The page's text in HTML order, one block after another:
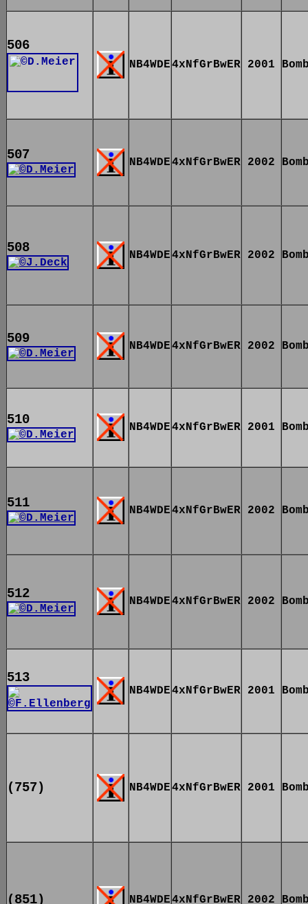
506
NB4WDE4xNfGrBwER 2001
507 NB4WDE4xNfGrBwER 2002
508 NB4WDE4xNfGrBwER 2002
509 NB4WDE4xNfGrBwER 2002
510 NB4WDE4xNfGrBwER 2001
511 NB4WDE4xNfGrBwER 2002
512 NB4WDE4xNfGrBwER 2002
513
NB4WDE4xNfGrBwER 2001
(757) NB4WDE4xNfGrBwER 2001
(851) NB4WDE4xNfGrBwER 2002